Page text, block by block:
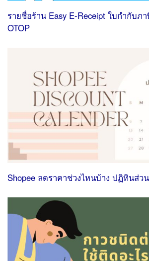
รายชื่อร้าน Easy E-Receipt ใบกํากับภ
OTOP
Shopee ลดราคาช่วงไหนบ้าง ปฏิทินส่ว